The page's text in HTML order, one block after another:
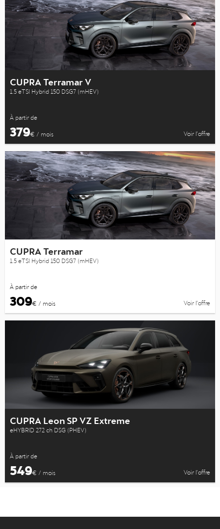
CUPRA Terramar V
1.5 eTSI Hybrid 150 DSG7 (mHEV)
À partir de
379€ / mois Voir l’offre
CUPRA Terramar
1.5 eTSI Hybrid 150 DSG7 (mHEV)
À partir de
309€ / mois Voir l’offre
CUPRA Leon SP VZ Extreme
eHYBRID 272 ch DSG (PHEV)
À partir de
549€ / mois Voir l’offre